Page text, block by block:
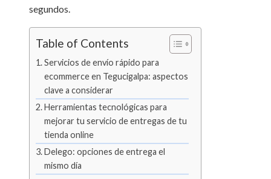
segundos.
Table of Contents
Servicios de envío rápido para
ecommerce en Tegucigalpa: aspectos
clave a considerar
Herramientas tecnológicas para
mejorar tu servicio de entregas de tu
tienda online
Delego: opciones de entrega el
mismo día